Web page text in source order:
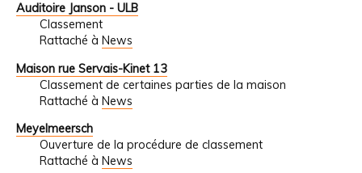
Auditoire Janson - ULB
Classement
Rattaché à News
Maison rue Servais-Kinet 13
Classement de certaines parties de la maison
Rattaché à News
Meyelmeersch
Ouverture de la procédure de classement
Rattaché à News